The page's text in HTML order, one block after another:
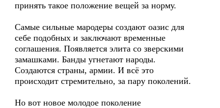
принять такое положение вещей за норму.
Самые сильные мародеры создают оазис для
себе подобных и заключают временные
соглашения. Появляется элита со зверскими
замашками. Банды угнетают народы.
Создаются страны, армии. И всё это
происходит стремительно, за пару поколений.
Но вот новое молодое поколение